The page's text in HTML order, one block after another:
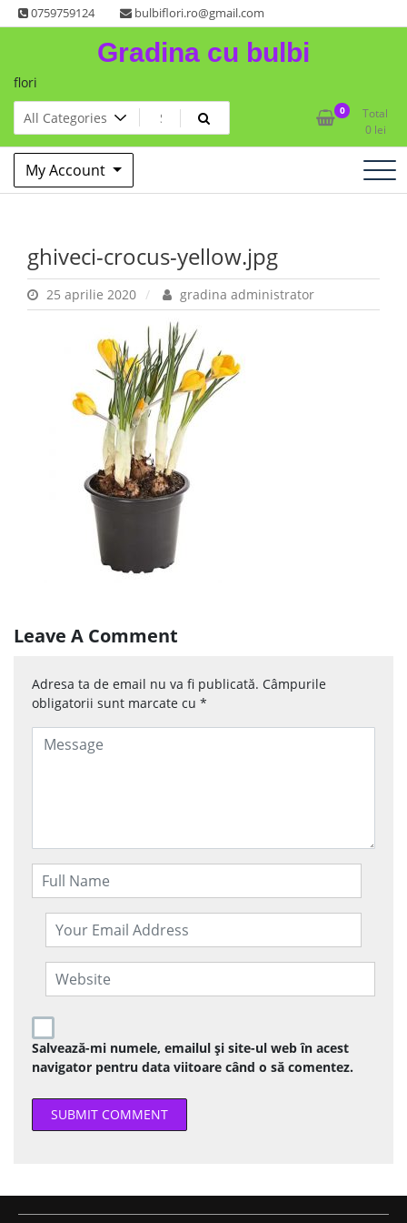
Skip
to
0759759124 bulbiflori.ro@gmail.com
Gradina cu bulbi
flori
0
Total
0 lei
My Account
ghiveci-crocus-yellow.jpg
25 aprilie 2020 gradina administrator
Leave A Comment
Adresa ta de email nu va fi publicată. Câmpurile
obligatorii sunt marcate cu *
Salvează-mi numele, emailul și site-ul web în acest
navigator pentru data viitoare când o să comentez.